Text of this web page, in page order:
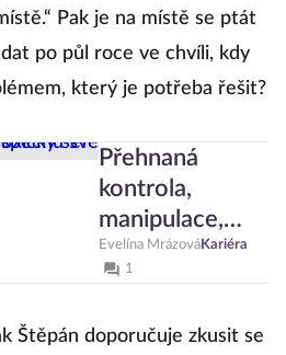
Pak je na místě se ptát
po půl roce ve chvíli, kdy
který je potřeba řešit?
Přehnaná
kontrola,
manipulace,
stres. Toxický
šéf škodí
úspěchu své
Evelína MrázováKariéra
1
Štěpán doporučuje zkusit se